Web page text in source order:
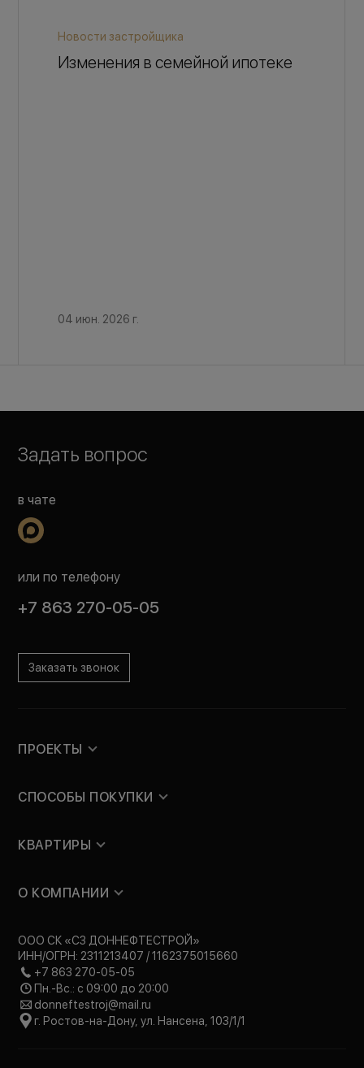
Новости застройщика
Изменения в семейной ипотеке
04 июн. 2026 г.
Задать вопрос
в чате
или по телефону
+7 863 270-05-05
Заказать звонок
ПРОЕКТЫ
СПОСОБЫ ПОКУПКИ
КВАРТИРЫ
О КОМПАНИИ
ООО СК «СЗ ДОННЕФТЕСТРОЙ»
ИНН/ОГРН: 2311213407 / 1162375015660
+7 863 270-05-05
Пн.-Вс.: с 09:00 до 20:00
donneftestroj@mail.ru
г. Ростов-на-Дону, ул. Нансена, 103/1/1